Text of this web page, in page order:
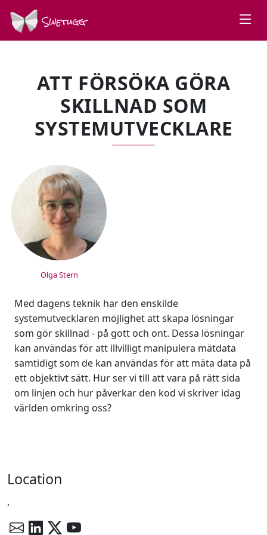
Swetugg
ATT FÖRSÖKA GÖRA
SKILLNAD SOM
SYSTEMUTVECKLARE
SPEAKERS
Olga Stern
Med dagens teknik har den enskilde
systemutvecklaren möjlighet att skapa lösningar
som gör skillnad - på gott och ont. Dessa lösningar
kan användas för att illvilligt manipulera mätdata
samtidigt som de kan användas för att mäta data på
ett objektivt sätt. Hur ser vi till att vara på rätt sida
om linjen och hur påverkar den kod vi skriver idag
världen omkring oss?
Location
,